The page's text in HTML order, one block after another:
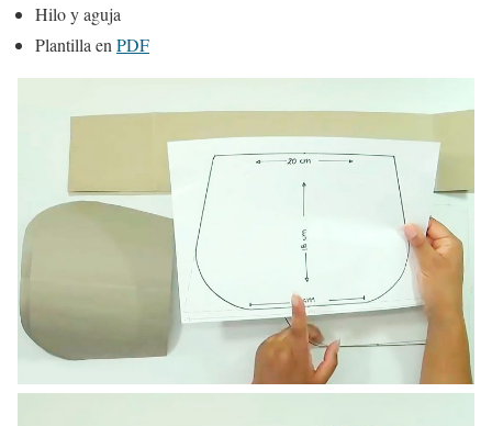
Hilo y aguja
Plantilla en PDF